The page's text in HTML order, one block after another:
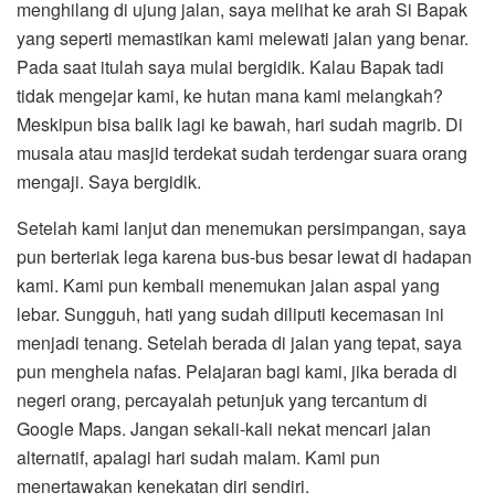
menghilang di ujung jalan, saya melihat ke arah Si Bapak
yang seperti memastikan kami melewati jalan yang benar.
Pada saat itulah saya mulai bergidik. Kalau Bapak tadi
tidak mengejar kami, ke hutan mana kami melangkah?
Meskipun bisa balik lagi ke bawah, hari sudah magrib. Di
musala atau masjid terdekat sudah terdengar suara orang
mengaji. Saya bergidik.
Setelah kami lanjut dan menemukan persimpangan, saya
pun berteriak lega karena bus-bus besar lewat di hadapan
kami. Kami pun kembali menemukan jalan aspal yang
lebar. Sungguh, hati yang sudah diliputi kecemasan ini
menjadi tenang. Setelah berada di jalan yang tepat, saya
pun menghela nafas. Pelajaran bagi kami, jika berada di
negeri orang, percayalah petunjuk yang tercantum di
Google Maps. Jangan sekali-kali nekat mencari jalan
alternatif, apalagi hari sudah malam. Kami pun
menertawakan kenekatan diri sendiri.